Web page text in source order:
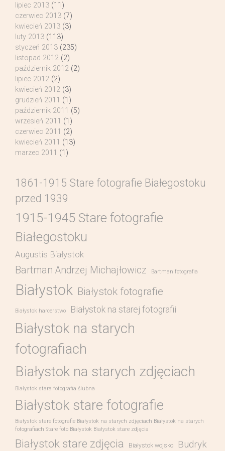
lipiec 2013 (11)
czerwiec 2013 (7)
kwiecień 2013 (3)
luty 2013 (113)
styczeń 2013 (235)
listopad 2012 (2)
październik 2012 (2)
lipiec 2012 (2)
kwiecień 2012 (3)
grudzień 2011 (1)
październik 2011 (5)
wrzesień 2011 (1)
czerwiec 2011 (2)
kwiecień 2011 (13)
marzec 2011 (1)
1861-1915 Stare fotografie Białegostoku
przed 1939
1915-1945 Stare fotografie
Białegostoku
Augustis Białystok
Bartman Andrzej Michajłowicz Bartman fotografia
Białystok Białystok fotografie
Białystok harcerstwo Białystok na starej fotografii
Białystok na starych
fotografiach
Białystok na starych zdjęciach
Białystok stara fotografia ślubna
Białystok stare fotografie
Białystok stare fotografie Białystok na starych zdjęciach Białystok na starych
fotografiach Stare foto Białystok Białystok stare zdjęcia
Białystok stare zdjęcia Białystok wojsko Budryk